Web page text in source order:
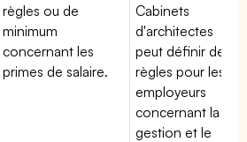
règles ou de
minimum
concernant les
primes de salaire.
Cabinets
d'architectes
peut définir des
règles pour les
employeurs
concernant la
gestion et le